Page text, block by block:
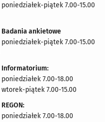
poniedziałek-piątek 7.00-15.00
Badania ankietowe
poniedziałek-piątek 7.00-15.00
Informatorium:
poniedziałek 7.00-18.00
wtorek-piątek 7.00-15.00
REGON:
poniedziałek 7.00-18.00